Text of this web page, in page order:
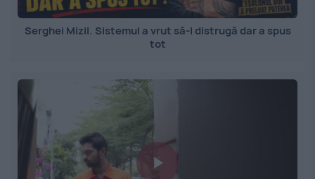
Serghei Mizil. Sistemul a vrut să-l distrugă dar a spus
tot